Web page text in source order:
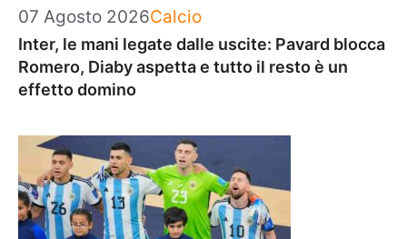
07 Agosto 2026Categorie
Calcio
Inter, le mani legate dalle uscite: Pavard blocca
Romero, Diaby aspetta e tutto il resto è un
effetto domino